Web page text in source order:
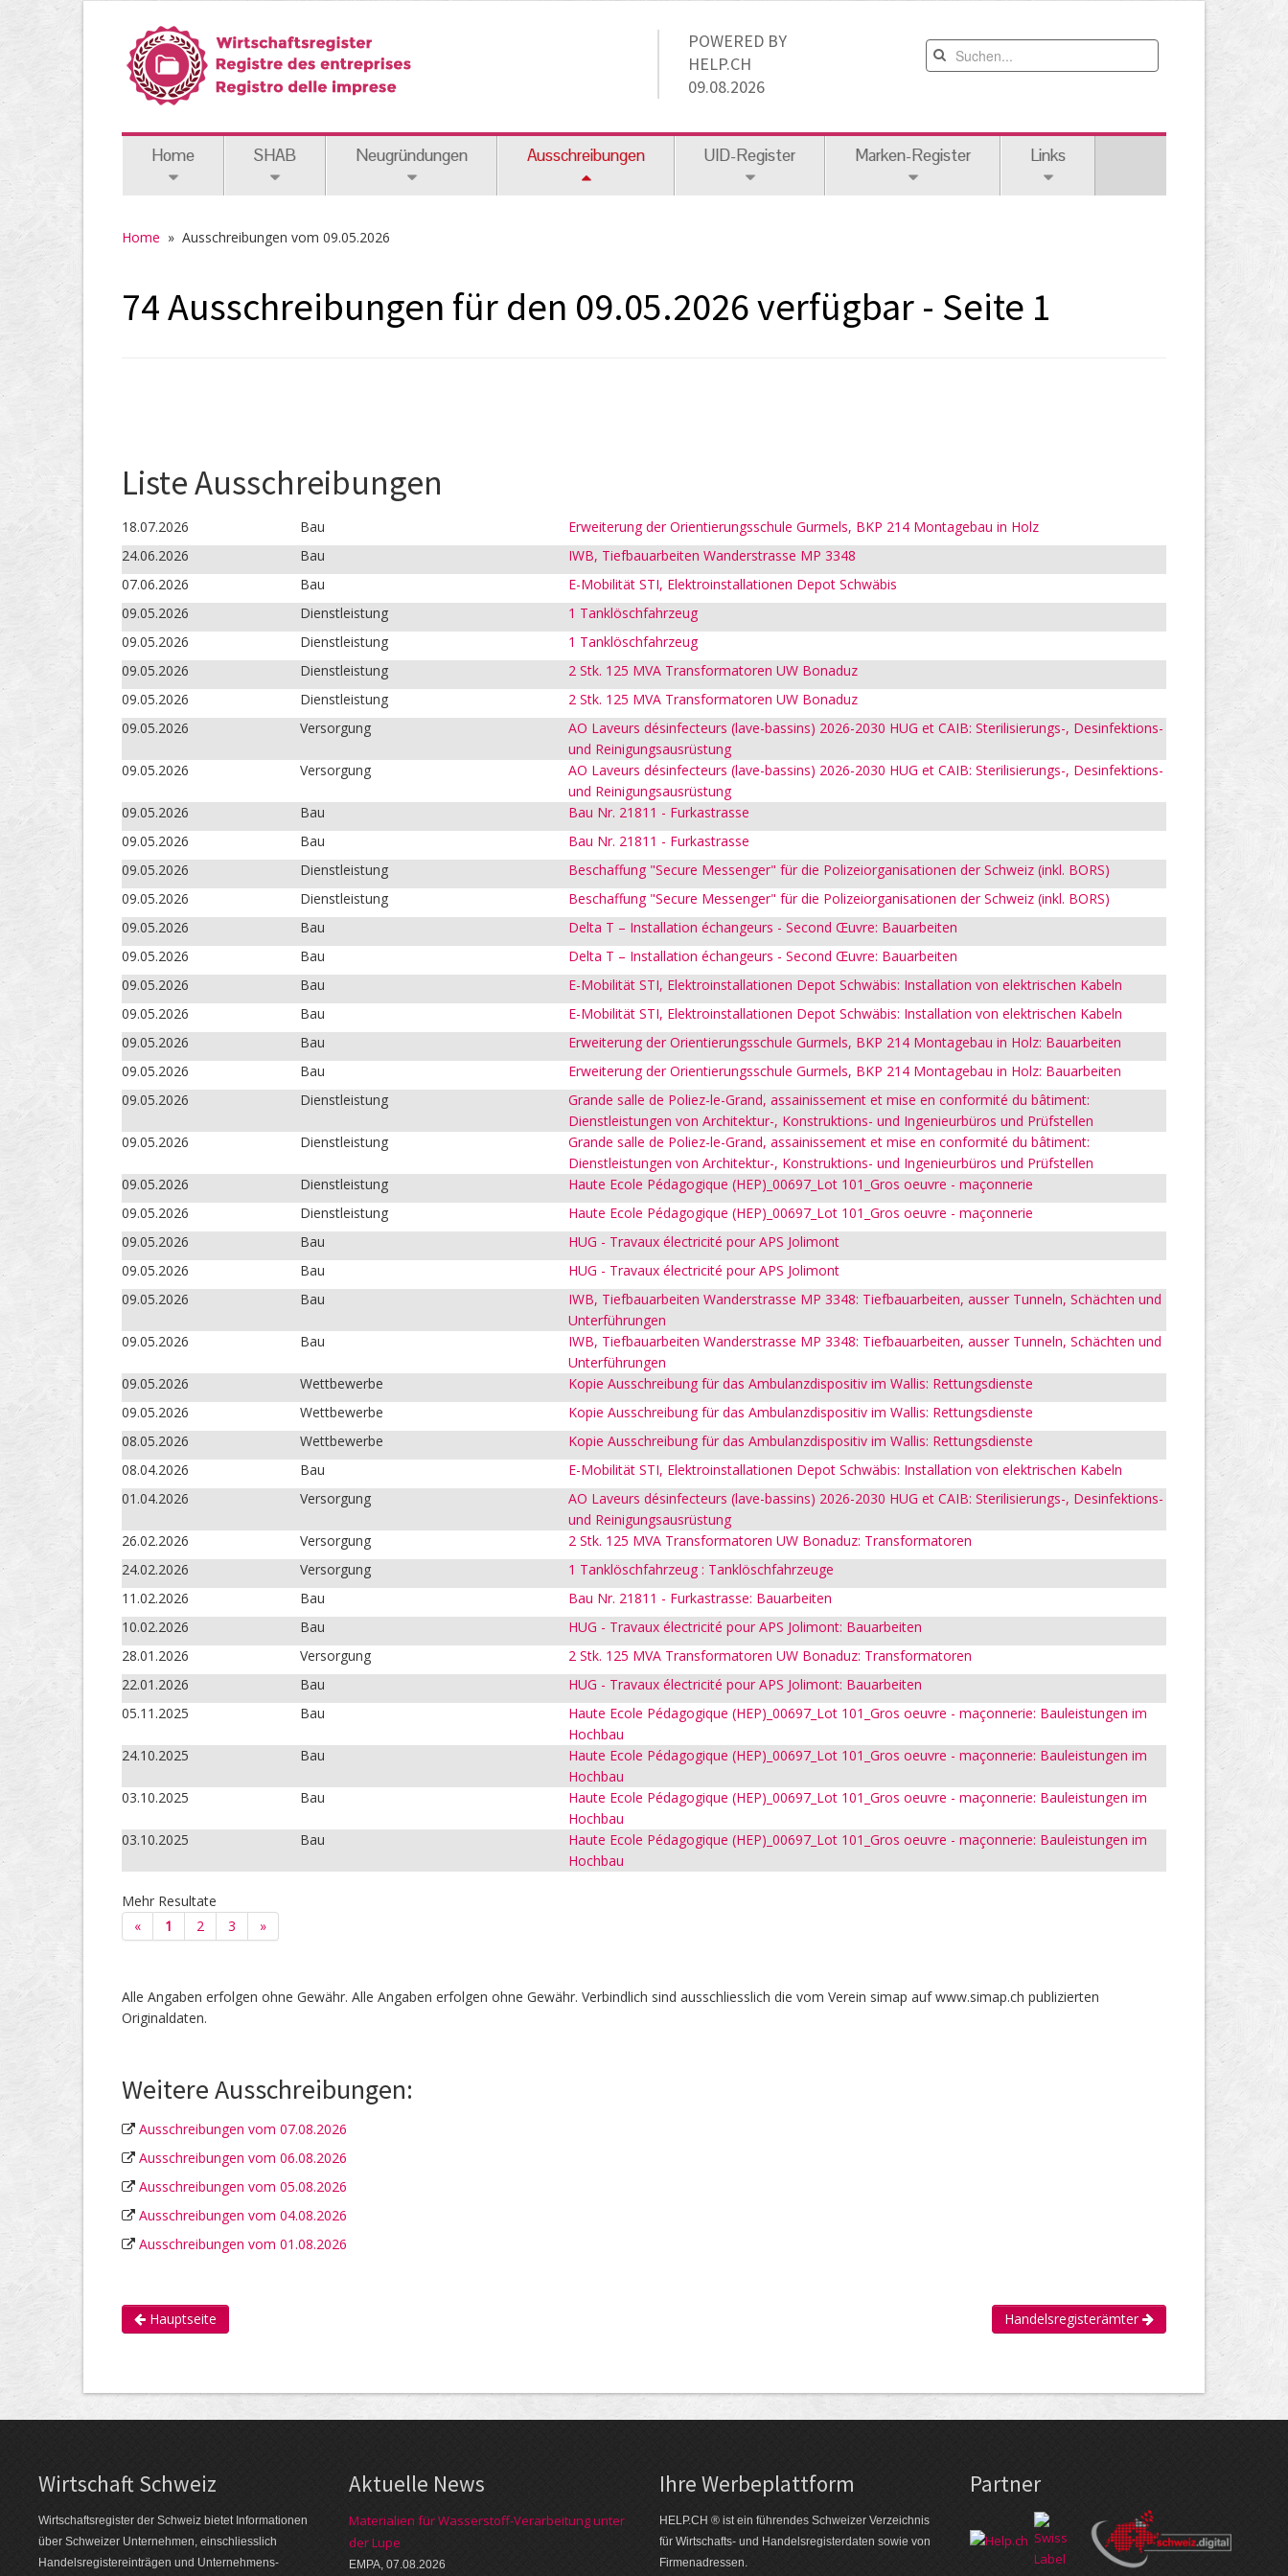
POWERED BY
HELP.CH
09.08.2026
Home SHAB Neugründungen Ausschreibungen UID-Register Marken-Register Links
Home » Ausschreibungen vom 09.05.2026
74 Ausschreibungen für den 09.05.2026 verfügbar - Seite 1
Liste Ausschreibungen
18.07.2026 Bau
Erweiterung der Orientierungsschule Gurmels, BKP 214 Montagebau in Holz
24.06.2026
Bau
IWB, Tiefbauarbeiten Wanderstrasse MP 3348
07.06.2026
Bau
E-Mobilität STI, Elektroinstallationen Depot Schwäbis
09.05.2026
Dienstleistung
1 Tanklöschfahrzeug
09.05.2026
Dienstleistung
1 Tanklöschfahrzeug
09.05.2026
Dienstleistung
2 Stk. 125 MVA Transformatoren UW Bonaduz
09.05.2026
Dienstleistung
2 Stk. 125 MVA Transformatoren UW Bonaduz
09.05.2026
Versorgung
AO Laveurs désinfecteurs (lave-bassins) 2026-2030 HUG et CAIB: Sterilisierungs-, Desinfektions-
und Reinigungsausrüstung
09.05.2026
Versorgung
AO Laveurs désinfecteurs (lave-bassins) 2026-2030 HUG et CAIB: Sterilisierungs-, Desinfektions-
und Reinigungsausrüstung
09.05.2026
Bau
Bau Nr. 21811 - Furkastrasse
09.05.2026
Bau
Bau Nr. 21811 - Furkastrasse
09.05.2026
Dienstleistung
Beschaffung "Secure Messenger" für die Polizeiorganisationen der Schweiz (inkl. BORS)
09.05.2026
Dienstleistung
Beschaffung "Secure Messenger" für die Polizeiorganisationen der Schweiz (inkl. BORS)
09.05.2026
Bau
Delta T – Installation échangeurs - Second Œuvre: Bauarbeiten
09.05.2026
Bau
Delta T – Installation échangeurs - Second Œuvre: Bauarbeiten
09.05.2026
Bau
E-Mobilität STI, Elektroinstallationen Depot Schwäbis: Installation von elektrischen Kabeln
09.05.2026
Bau
E-Mobilität STI, Elektroinstallationen Depot Schwäbis: Installation von elektrischen Kabeln
09.05.2026
Bau
Erweiterung der Orientierungsschule Gurmels, BKP 214 Montagebau in Holz: Bauarbeiten
09.05.2026
Bau
Erweiterung der Orientierungsschule Gurmels, BKP 214 Montagebau in Holz: Bauarbeiten
09.05.2026
Dienstleistung
Grande salle de Poliez-le-Grand, assainissement et mise en conformité du bâtiment:
Dienstleistungen von Architektur-, Konstruktions- und Ingenieurbüros und Prüfstellen
09.05.2026
Dienstleistung
Grande salle de Poliez-le-Grand, assainissement et mise en conformité du bâtiment:
Dienstleistungen von Architektur-, Konstruktions- und Ingenieurbüros und Prüfstellen
09.05.2026
Dienstleistung
Haute Ecole Pédagogique (HEP)_00697_Lot 101_Gros oeuvre - maçonnerie
09.05.2026
Dienstleistung
Haute Ecole Pédagogique (HEP)_00697_Lot 101_Gros oeuvre - maçonnerie
09.05.2026
Bau
HUG - Travaux électricité pour APS Jolimont
09.05.2026
Bau
HUG - Travaux électricité pour APS Jolimont
09.05.2026
Bau
IWB, Tiefbauarbeiten Wanderstrasse MP 3348: Tiefbauarbeiten, ausser Tunneln, Schächten und
Unterführungen
09.05.2026
Bau
IWB, Tiefbauarbeiten Wanderstrasse MP 3348: Tiefbauarbeiten, ausser Tunneln, Schächten und
Unterführungen
09.05.2026
Wettbewerbe
Kopie Ausschreibung für das Ambulanzdispositiv im Wallis: Rettungsdienste
09.05.2026
Wettbewerbe
Kopie Ausschreibung für das Ambulanzdispositiv im Wallis: Rettungsdienste
08.05.2026
Wettbewerbe
Kopie Ausschreibung für das Ambulanzdispositiv im Wallis: Rettungsdienste
08.04.2026
Bau
E-Mobilität STI, Elektroinstallationen Depot Schwäbis: Installation von elektrischen Kabeln
01.04.2026
Versorgung
AO Laveurs désinfecteurs (lave-bassins) 2026-2030 HUG et CAIB: Sterilisierungs-, Desinfektions-
und Reinigungsausrüstung
26.02.2026
Versorgung
2 Stk. 125 MVA Transformatoren UW Bonaduz: Transformatoren
24.02.2026
Versorgung
1 Tanklöschfahrzeug : Tanklöschfahrzeuge
11.02.2026
Bau
Bau Nr. 21811 - Furkastrasse: Bauarbeiten
10.02.2026
Bau
HUG - Travaux électricité pour APS Jolimont: Bauarbeiten
28.01.2026
Versorgung
2 Stk. 125 MVA Transformatoren UW Bonaduz: Transformatoren
22.01.2026
Bau
HUG - Travaux électricité pour APS Jolimont: Bauarbeiten
05.11.2025
Bau
Haute Ecole Pédagogique (HEP)_00697_Lot 101_Gros oeuvre - maçonnerie: Bauleistungen im
Hochbau
24.10.2025
Bau
Haute Ecole Pédagogique (HEP)_00697_Lot 101_Gros oeuvre - maçonnerie: Bauleistungen im
Hochbau
03.10.2025
Bau
Haute Ecole Pédagogique (HEP)_00697_Lot 101_Gros oeuvre - maçonnerie: Bauleistungen im
Hochbau
03.10.2025
Bau
Haute Ecole Pédagogique (HEP)_00697_Lot 101_Gros oeuvre - maçonnerie: Bauleistungen im
Hochbau
Mehr Resultate
«
1 2 3 »
Alle Angaben erfolgen ohne Gewähr. Alle Angaben erfolgen ohne Gewähr. Verbindlich sind ausschliesslich die vom Verein simap auf www.simap.ch publizierten
Originaldaten.
Weitere Ausschreibungen:
Ausschreibungen vom 07.08.2026
Ausschreibungen vom 06.08.2026
Ausschreibungen vom 05.08.2026
Ausschreibungen vom 04.08.2026
Ausschreibungen vom 01.08.2026
Hauptseite Handelsregisterämter
Wirtschaft Schweiz
Wirtschaftsregister der Schweiz bietet Informationen
über Schweizer Unternehmen, einschliesslich
Handelsregistereinträgen und Unternehmens-
Aktuelle News
Materialien für Wasserstoff-Verarbeitung unter
der Lupe
EMPA, 07.08.2026
Ihre Werbe­plattform
HELP.CH ® ist ein führendes Schweizer Verzeichnis
für Wirtschafts- und Handelsregisterdaten sowie von
Firmen­adressen.
Partner